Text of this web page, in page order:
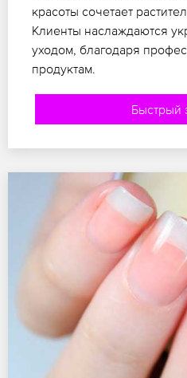
красоты сочетает
Клиенты наслаждаются
уходом, благодаря
продуктам.
Быстрый